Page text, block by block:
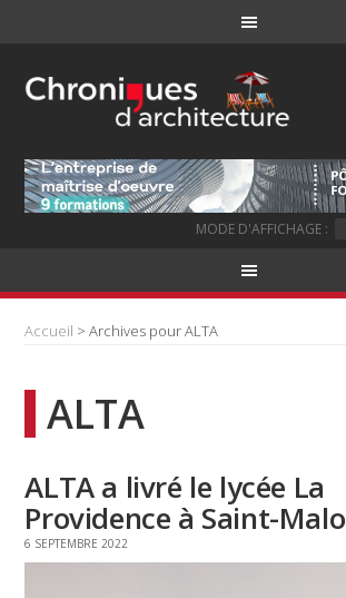
MODE D'AFFICHAGE :
Accueil > Archives pour ALTA
ALTA
ALTA a livré le lycée La
Providence à Saint-Malo
6 SEPTEMBRE 2022